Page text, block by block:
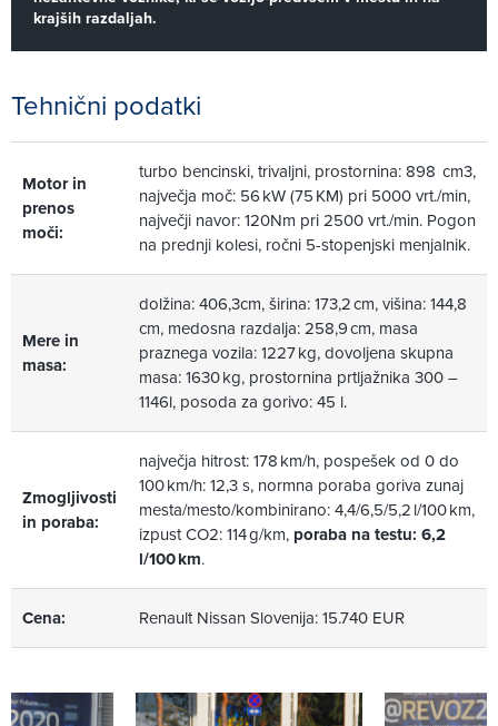
krajših razdaljah.
Tehnični podatki
Motor in
prenos
moči:
turbo bencinski, trivaljni, prostornina: 898 cm3,
največja moč: 56 kW (75 KM) pri 5000 vrt./min,
največji navor: 120Nm pri 2500 vrt./min. Pogon
na prednji kolesi, ročni 5-stopenjski menjalnik.
Mere in
masa:
dolžina: 406,3cm, širina: 173,2 cm, višina: 144,8
cm, medosna razdalja: 258,9 cm, masa
praznega vozila: 1227 kg, dovoljena skupna
masa: 1630 kg, prostornina prtljažnika 300 –
1146l, posoda za gorivo: 45 l.
Zmogljivosti
in poraba:
največja hitrost: 178 km/h, pospešek od 0 do
100 km/h: 12,3 s, normna poraba goriva zunaj
mesta/mesto/kombinirano: 4,4/6,5/5,2 l/100 km,
izpust CO2: 114 g/km, poraba na testu: 6,2
l/100 km.
Cena: Renault Nissan Slovenija: 15.740 EUR